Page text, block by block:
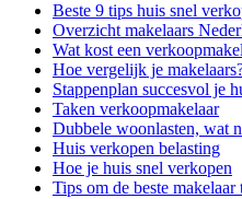
Beste 9 tips huis snel
Overzicht makelaars
Wat kost een
Hoe vergelijk je
Stappenplan succesvol je
Taken verkoopmakelaar
Dubbele woonlasten, wat
Huis verkopen belasting
Hoe je huis snel verkopen
Tips om de beste makelaar